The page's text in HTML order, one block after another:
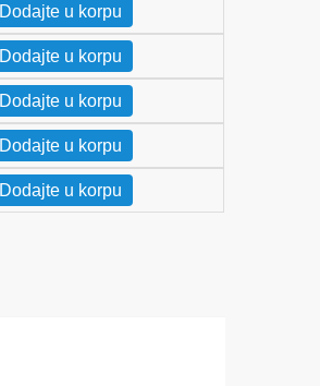
Dodajte u korpu
Dodajte u korpu
Dodajte u korpu
Dodajte u korpu
Dodajte u korpu